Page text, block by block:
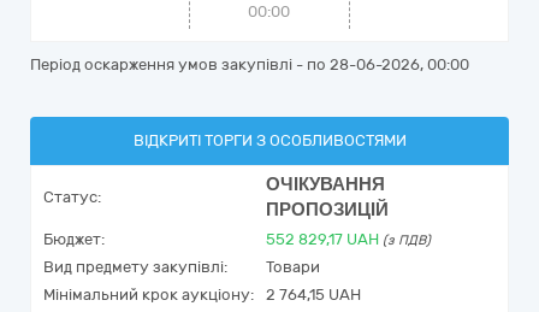
00:00
Період оскарження умов закупівлі - по 28-06-2026, 00:00
ВІДКРИТІ ТОРГИ З ОСОБЛИВОСТЯМИ
Статус:
ОЧІКУВАННЯ
ПРОПОЗИЦІЙ
Бюджет: 552 829,17 UAH (з ПДВ)
Вид предмету закупівлі:
Товари
Мінімальний крок аукціону:
2 764,15 UAH